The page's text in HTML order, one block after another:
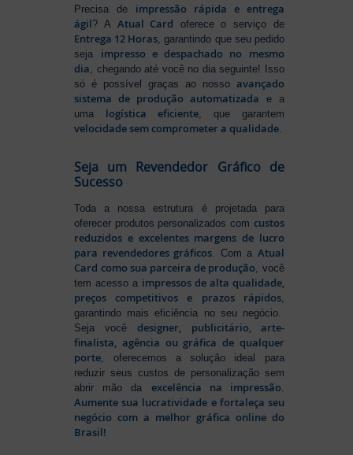
Precisa de impressão rápida e entrega
ágil? A Atual Card oferece o serviço de
Entrega 12 Horas , garantindo que seu pedido
seja impresso e despachado no mesmo
dia , chegando até você no dia seguinte! Isso
só é possível graças ao nosso avançado
sistema de produção automatizada e a
uma logística eficiente , que garantem
velocidade sem comprometer a qualidade
Seja um Revendedor Gráfico de
Sucesso
Toda a nossa estrutura é projetada para
oferecer produtos personalizados com custos
reduzidos e excelentes margens de lucro
para revendedores gráficos . Com a Atual
Card como sua parceira de produção , você
tem acesso a impressos de alta qualidade,
preços competitivos e prazos rápidos,
garantindo mais eficiência no seu negócio.
Seja vocêdesigner, publicitário, arte-
finalista, agência ou gráfica de qualquer
porte , oferecemos a solução ideal para
reduzir seus custos de personalização sem
abrir mão da excelência na impressão
Aumente sua lucratividade e fortaleça seu
negócio com a melhor gráfica online do
Brasil!